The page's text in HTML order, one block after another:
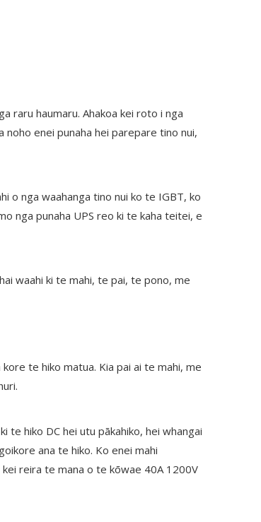
raru haumaru. Ahakoa kei roto i nga
noho enei punaha hei parepare tino nui,
o nga waahanga tino nui ko te IGBT, ko
nga punaha UPS reo ki te kaha teitei, e
waahi ki te mahi, te pai, te pono, me
te hiko matua. Kia pai ai te mahi, me
te hiko DC hei utu pākahiko, hei whangai
ana te hiko. Ko enei mahi
reira te mana o te kōwae 40A 1200V